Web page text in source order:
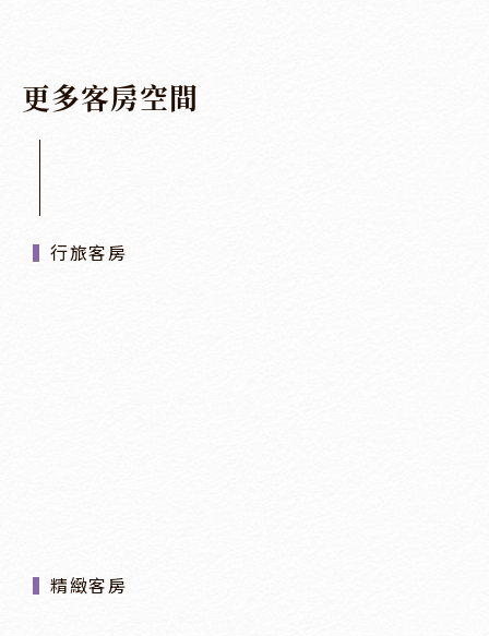
更多客房空間
行旅客房
精緻客房